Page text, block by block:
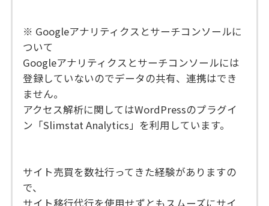
※ Googleアナリティクスとサーチコンソールに
ついて
Googleアナリティクスとサーチコンソールには
登録していないのでデータの共有、連携はでき
ません。
アクセス解析に関してはWordPressのプラグイ
ン「Slimstat Analytics」を利用しています。
サイト売買を数社行ってきた経験がありますの
で、
サイト移行代行を使用せずともスムーズにサイ